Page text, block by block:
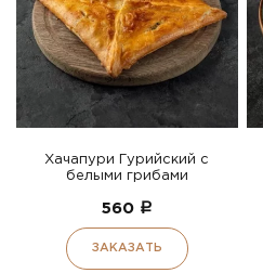
Хачапури Гурийский с
белыми грибами
560 a
ЗАКАЗАТЬ